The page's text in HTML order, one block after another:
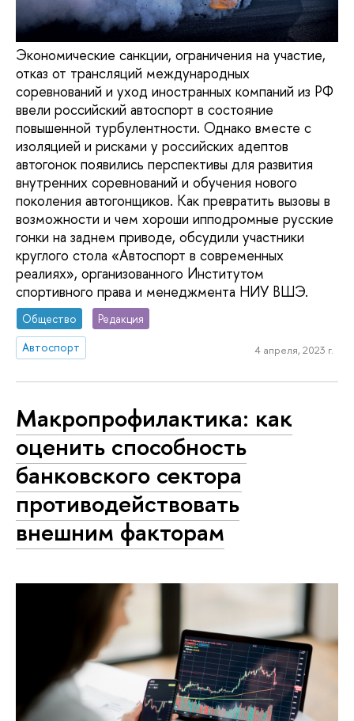
Экономические санкции, ограничения на участие,
отказ от трансляций международных
соревнований и уход иностранных компаний из РФ
ввели российский автоспорт в состояние
повышенной турбулентности. Однако вместе с
изоляцией и рисками у российских адептов
автогонок появились перспективы для развития
внутренних соревнований и обучения нового
поколения автогонщиков. Как превратить вызовы в
возможности и чем хороши ипподромные русские
гонки на заднем приводе, обсудили участники
круглого стола «Автоспорт в современных
реалиях», организованного Институтом
спортивного права и менеджмента НИУ ВШЭ.
Общество
Редакция
Автоспорт
4 апреля, 2023 г.
Макропрофилактика: как
оценить способность
банковского сектора
противодействовать
внешним факторам